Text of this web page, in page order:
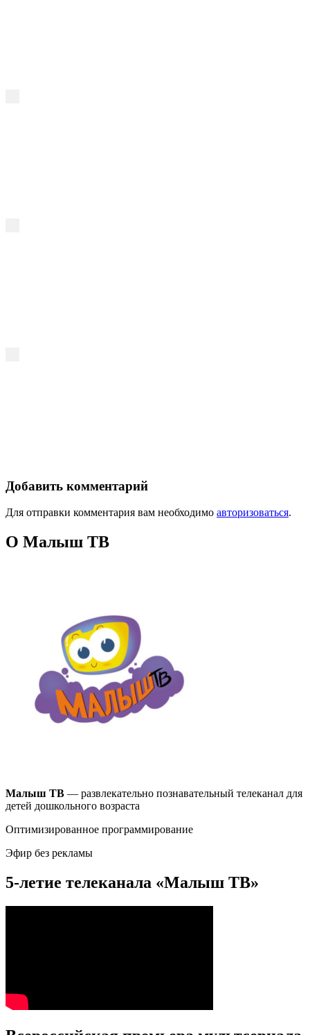
Добавить комментарий
Для отправки комментария вам необходимо авторизоваться.
О Малыш ТВ
Малыш ТВ — развлекательно познавательный телеканал для
детей дошкольного возраста
Оптимизированное программирование
Эфир без рекламы
5-летие телеканала «Малыш ТВ»